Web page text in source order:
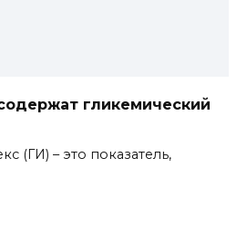
гликемический
(ГИ) – это показатель,